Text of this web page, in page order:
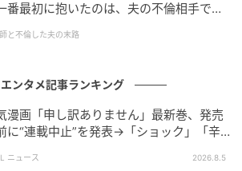
番最初に抱いたのは、夫の不倫相手でし
と不倫した夫の末路
エンタメ記事ランキング
漫画「申し訳ありません」最新巻、発売
に“連載中止”を発表→「ショック」「辛
ニュース 2026.8.5